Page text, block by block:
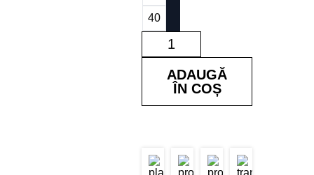
40
Cantitate
Pantofi
Katie
ADAUGĂ
ÎN COȘ